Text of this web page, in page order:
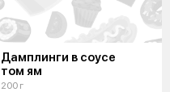
Дамплинги в соусе
том ям
200 г